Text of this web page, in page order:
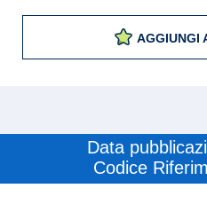
AGGIUNGI
Data
Codice